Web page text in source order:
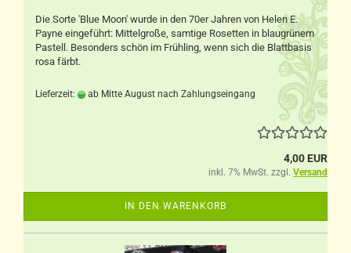
Die Sorte 'Blue Moon' wurde in den 70er Jahren von Helen E.
Payne eingeführt: Mittelgroße, samtige Rosetten in blaugrünem
Pastell. Besonders schön im Frühling, wenn sich die Blattbasis
rosa färbt.
Lieferzeit: ab Mitte August nach Zahlungseingang
4,00 EUR
inkl. 7% MwSt. zzgl. Versand
IN DEN WARENKORB